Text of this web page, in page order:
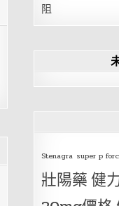
阻
Stenagra super p
壯陽藥健